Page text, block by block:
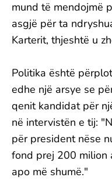
mund të mendojmë
asgjë për ta
Karterit, thjeshtë u
Politika është
edhe një arsye se
qenit kandidat për
në intervistën e tij:
për president nëse
fond prej 200 milion
apo më shumë."